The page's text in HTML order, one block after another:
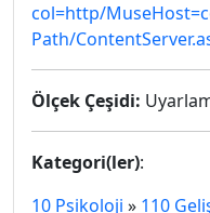
col=http/
Path/
Ölçek Çeşidi:
Kategori(ler):
10 Psikoloji » 110